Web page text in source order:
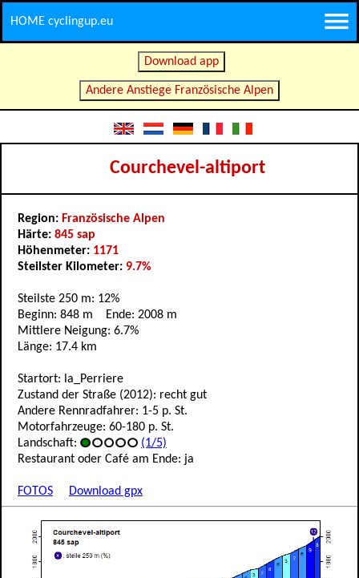
HOME cyclingup.eu
Download app
Andere Anstiege Französische Alpen
Courchevel-altiport
Region: Französische Alpen
Härte: 845 sap
Höhenmeter: 1171
Steilster Kilometer: 9.7%
Steilste 250 m: 12%
Beginn: 848 m Ende: 2008 m
Mittlere Neigung: 6.7%
Länge: 17.4 km
Startort: la_Perriere
Zustand der Straße (2012): recht gut
Andere Rennradfahrer: 1-5 p. St.
Motorfahrzeuge: 60-180 p. St.
Landschaft:
(1/5)
Restaurant oder Café am Ende: ja
FOTOS Download gpx